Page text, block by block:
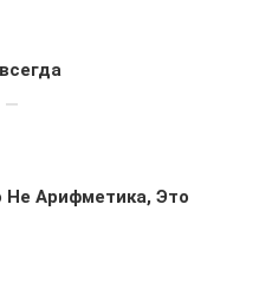
Арифметика, Это